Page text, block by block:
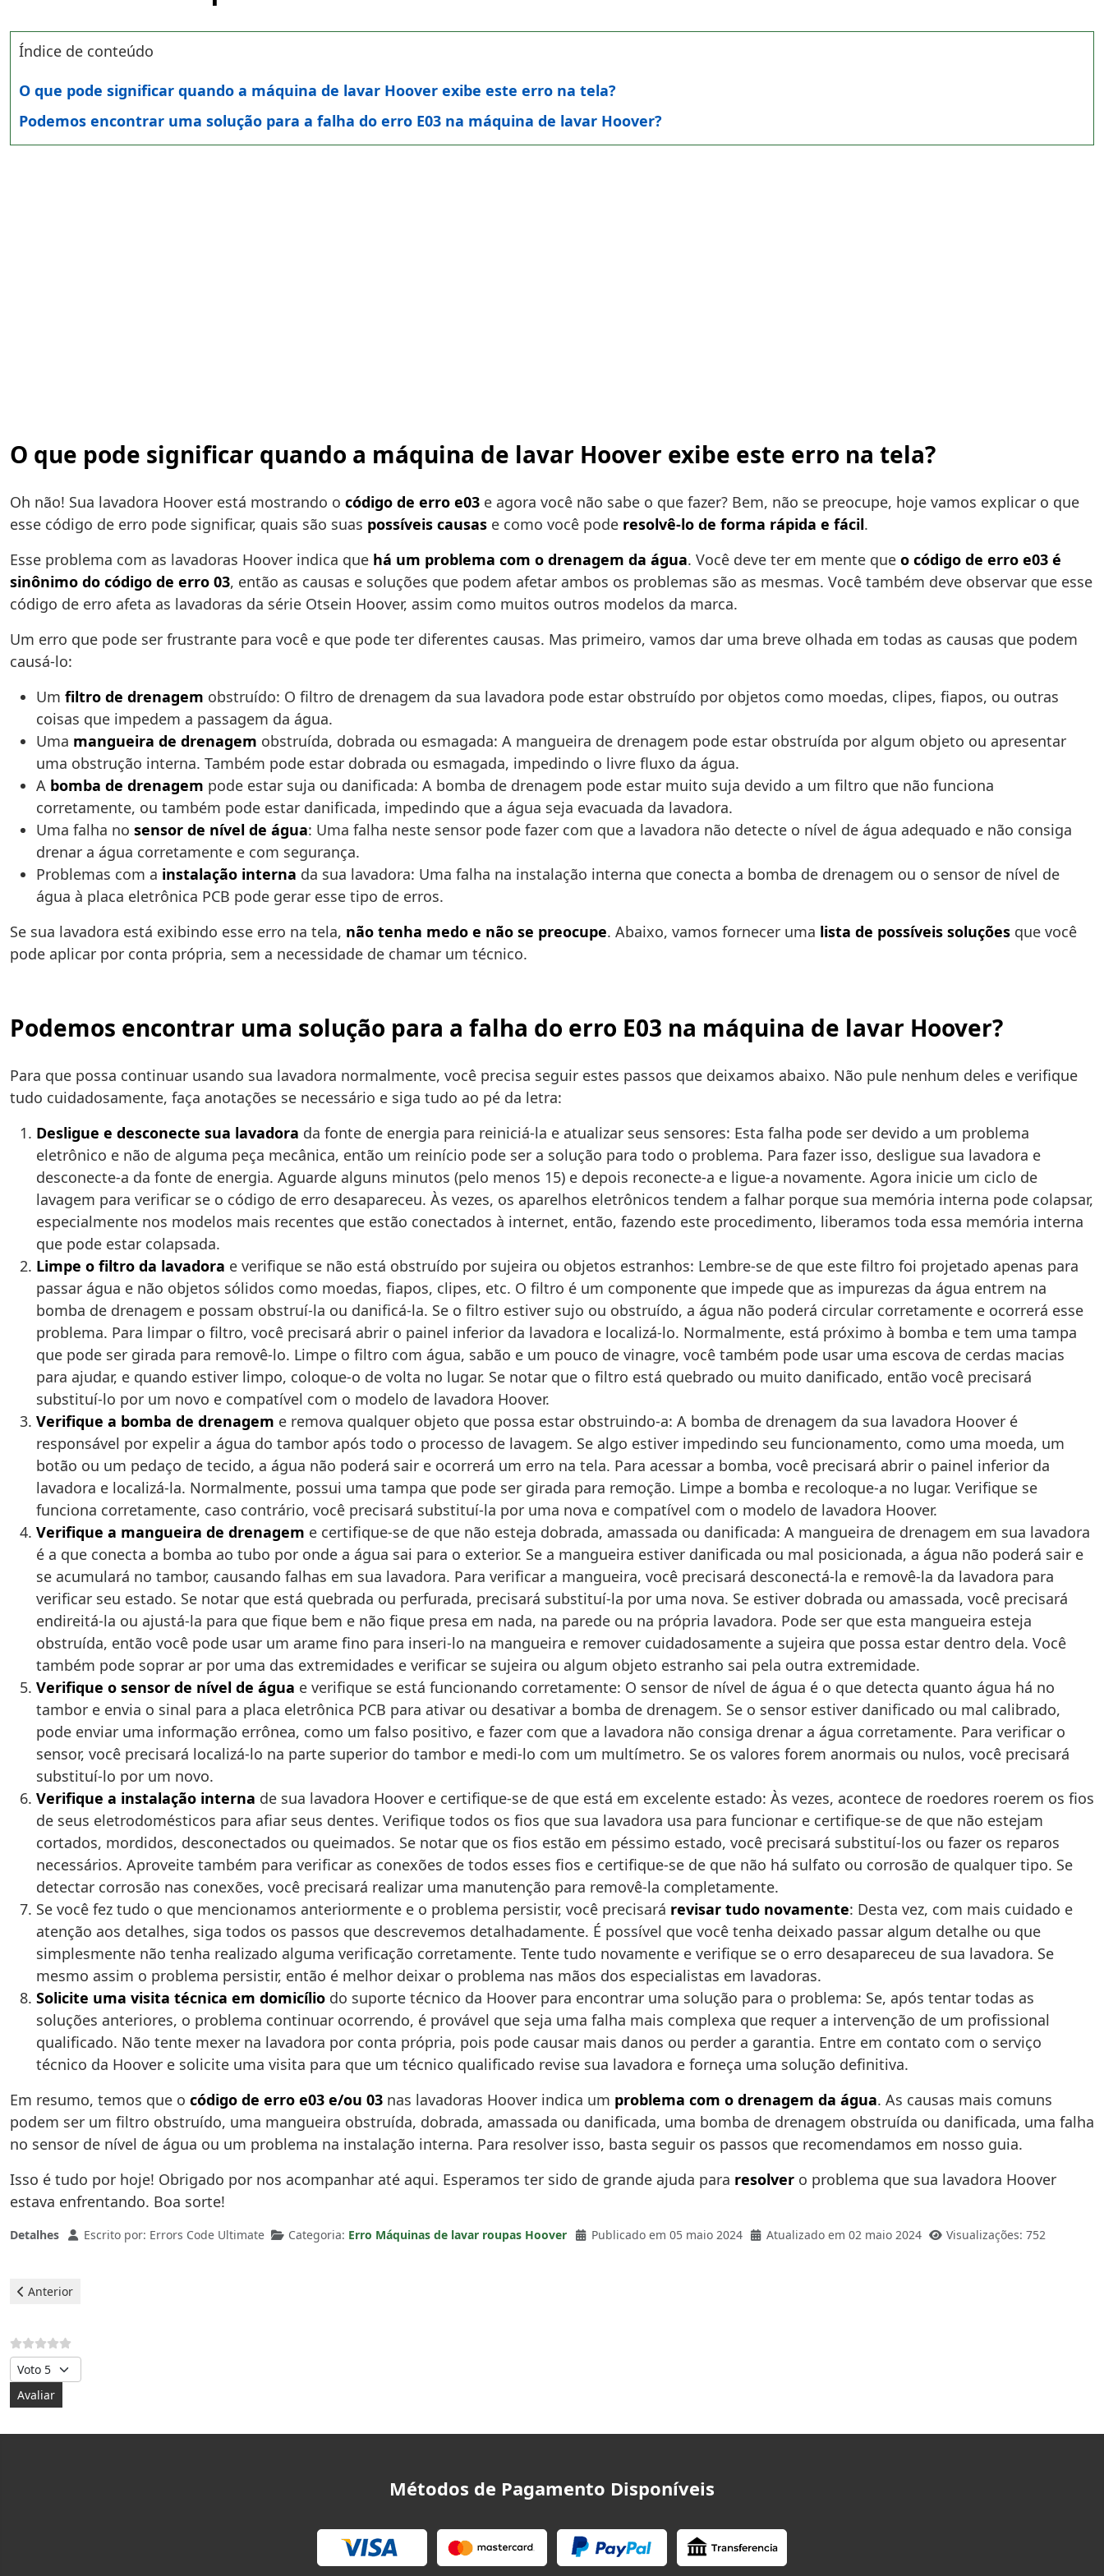
Índice de conteúdo
O que pode significar quando a máquina de lavar Hoover exibe este erro na tela?
Podemos encontrar uma solução para a falha do erro E03 na máquina de lavar Hoover?
O que pode significar quando a máquina de lavar Hoover exibe este erro na tela?
Oh não! Sua lavadora Hoover está mostrando o código de erro e03 e agora você não sabe o que fazer? Bem, não se preocupe, hoje vamos explicar o que
esse código de erro pode significar, quais são suas possíveis causas e como você pode resolvê-lo de forma rápida e fácil.
Esse problema com as lavadoras Hoover indica que há um problema com o drenagem da água. Você deve ter em mente que o código de erro e03 é
sinônimo do código de erro 03, então as causas e soluções que podem afetar ambos os problemas são as mesmas. Você também deve observar que esse
código de erro afeta as lavadoras da série Otsein Hoover, assim como muitos outros modelos da marca.
Um erro que pode ser frustrante para você e que pode ter diferentes causas. Mas primeiro, vamos dar uma breve olhada em todas as causas que podem
causá-lo:
Um filtro de drenagem obstruído: O filtro de drenagem da sua lavadora pode estar obstruído por objetos como moedas, clipes, fiapos, ou outras
coisas que impedem a passagem da água.
Uma mangueira de drenagem obstruída, dobrada ou esmagada: A mangueira de drenagem pode estar obstruída por algum objeto ou apresentar
uma obstrução interna. Também pode estar dobrada ou esmagada, impedindo o livre fluxo da água.
A bomba de drenagem pode estar suja ou danificada: A bomba de drenagem pode estar muito suja devido a um filtro que não funciona
corretamente, ou também pode estar danificada, impedindo que a água seja evacuada da lavadora.
Uma falha no sensor de nível de água: Uma falha neste sensor pode fazer com que a lavadora não detecte o nível de água adequado e não consiga
drenar a água corretamente e com segurança.
Problemas com a instalação interna da sua lavadora: Uma falha na instalação interna que conecta a bomba de drenagem ou o sensor de nível de
água à placa eletrônica PCB pode gerar esse tipo de erros.
Se sua lavadora está exibindo esse erro na tela, não tenha medo e não se preocupe. Abaixo, vamos fornecer uma lista de possíveis soluções que você
pode aplicar por conta própria, sem a necessidade de chamar um técnico.
Podemos encontrar uma solução para a falha do erro E03 na máquina de lavar Hoover?
Para que possa continuar usando sua lavadora normalmente, você precisa seguir estes passos que deixamos abaixo. Não pule nenhum deles e verifique
tudo cuidadosamente, faça anotações se necessário e siga tudo ao pé da letra:
Desligue e desconecte sua lavadora da fonte de energia para reiniciá-la e atualizar seus sensores: Esta falha pode ser devido a um problema
eletrônico e não de alguma peça mecânica, então um reinício pode ser a solução para todo o problema. Para fazer isso, desligue sua lavadora e
desconecte-a da fonte de energia. Aguarde alguns minutos (pelo menos 15) e depois reconecte-a e ligue-a novamente. Agora inicie um ciclo de
lavagem para verificar se o código de erro desapareceu. Às vezes, os aparelhos eletrônicos tendem a falhar porque sua memória interna pode colapsar,
especialmente nos modelos mais recentes que estão conectados à internet, então, fazendo este procedimento, liberamos toda essa memória interna
que pode estar colapsada.
Limpe o filtro da lavadora e verifique se não está obstruído por sujeira ou objetos estranhos: Lembre-se de que este filtro foi projetado apenas para
passar água e não objetos sólidos como moedas, fiapos, clipes, etc. O filtro é um componente que impede que as impurezas da água entrem na
bomba de drenagem e possam obstruí-la ou danificá-la. Se o filtro estiver sujo ou obstruído, a água não poderá circular corretamente e ocorrerá esse
problema. Para limpar o filtro, você precisará abrir o painel inferior da lavadora e localizá-lo. Normalmente, está próximo à bomba e tem uma tampa
que pode ser girada para removê-lo. Limpe o filtro com água, sabão e um pouco de vinagre, você também pode usar uma escova de cerdas macias
para ajudar, e quando estiver limpo, coloque-o de volta no lugar. Se notar que o filtro está quebrado ou muito danificado, então você precisará
substituí-lo por um novo e compatível com o modelo de lavadora Hoover.
Verifique a bomba de drenagem e remova qualquer objeto que possa estar obstruindo-a: A bomba de drenagem da sua lavadora Hoover é
responsável por expelir a água do tambor após todo o processo de lavagem. Se algo estiver impedindo seu funcionamento, como uma moeda, um
botão ou um pedaço de tecido, a água não poderá sair e ocorrerá um erro na tela. Para acessar a bomba, você precisará abrir o painel inferior da
lavadora e localizá-la. Normalmente, possui uma tampa que pode ser girada para remoção. Limpe a bomba e recoloque-a no lugar. Verifique se
funciona corretamente, caso contrário, você precisará substituí-la por uma nova e compatível com o modelo de lavadora Hoover.
Verifique a mangueira de drenagem e certifique-se de que não esteja dobrada, amassada ou danificada: A mangueira de drenagem em sua lavadora
é a que conecta a bomba ao tubo por onde a água sai para o exterior. Se a mangueira estiver danificada ou mal posicionada, a água não poderá sair e
se acumulará no tambor, causando falhas em sua lavadora. Para verificar a mangueira, você precisará desconectá-la e removê-la da lavadora para
verificar seu estado. Se notar que está quebrada ou perfurada, precisará substituí-la por uma nova. Se estiver dobrada ou amassada, você precisará
endireitá-la ou ajustá-la para que fique bem e não fique presa em nada, na parede ou na própria lavadora. Pode ser que esta mangueira esteja
obstruída, então você pode usar um arame fino para inseri-lo na mangueira e remover cuidadosamente a sujeira que possa estar dentro dela. Você
também pode soprar ar por uma das extremidades e verificar se sujeira ou algum objeto estranho sai pela outra extremidade.
Verifique o sensor de nível de água e verifique se está funcionando corretamente: O sensor de nível de água é o que detecta quanto água há no
tambor e envia o sinal para a placa eletrônica PCB para ativar ou desativar a bomba de drenagem. Se o sensor estiver danificado ou mal calibrado,
pode enviar uma informação errônea, como um falso positivo, e fazer com que a lavadora não consiga drenar a água corretamente. Para verificar o
sensor, você precisará localizá-lo na parte superior do tambor e medi-lo com um multímetro. Se os valores forem anormais ou nulos, você precisará
substituí-lo por um novo.
Verifique a instalação interna de sua lavadora Hoover e certifique-se de que está em excelente estado: Às vezes, acontece de roedores roerem os fios
de seus eletrodomésticos para afiar seus dentes. Verifique todos os fios que sua lavadora usa para funcionar e certifique-se de que não estejam
cortados, mordidos, desconectados ou queimados. Se notar que os fios estão em péssimo estado, você precisará substituí-los ou fazer os reparos
necessários. Aproveite também para verificar as conexões de todos esses fios e certifique-se de que não há sulfato ou corrosão de qualquer tipo. Se
detectar corrosão nas conexões, você precisará realizar uma manutenção para removê-la completamente.
Se você fez tudo o que mencionamos anteriormente e o problema persistir, você precisará revisar tudo novamente: Desta vez, com mais cuidado e
atenção aos detalhes, siga todos os passos que descrevemos detalhadamente. É possível que você tenha deixado passar algum detalhe ou que
simplesmente não tenha realizado alguma verificação corretamente. Tente tudo novamente e verifique se o erro desapareceu de sua lavadora. Se
mesmo assim o problema persistir, então é melhor deixar o problema nas mãos dos especialistas em lavadoras.
Solicite uma visita técnica em domicílio do suporte técnico da Hoover para encontrar uma solução para o problema: Se, após tentar todas as
soluções anteriores, o problema continuar ocorrendo, é provável que seja uma falha mais complexa que requer a intervenção de um profissional
qualificado. Não tente mexer na lavadora por conta própria, pois pode causar mais danos ou perder a garantia. Entre em contato com o serviço
técnico da Hoover e solicite uma visita para que um técnico qualificado revise sua lavadora e forneça uma solução definitiva.
Em resumo, temos que o código de erro e03 e/ou 03 nas lavadoras Hoover indica um problema com o drenagem da água. As causas mais comuns
podem ser um filtro obstruído, uma mangueira obstruída, dobrada, amassada ou danificada, uma bomba de drenagem obstruída ou danificada, uma falha
no sensor de nível de água ou um problema na instalação interna. Para resolver isso, basta seguir os passos que recomendamos em nosso guia.
Isso é tudo por hoje! Obrigado por nos acompanhar até aqui. Esperamos ter sido de grande ajuda para resolver o problema que sua lavadora Hoover
estava enfrentando. Boa sorte!
Detalhes Escrito por: Errors Code Ultimate Categoria: Erro Máquinas de lavar roupas Hoover Publicado em 05 maio 2024 Atualizado em 02 maio 2024 Visualizações: 752
Artigo anterior: Hoover Máquinas de lavar roupas - Erro e04
Anterior
Avalie, por favor
Métodos de Pagamento Disponíveis